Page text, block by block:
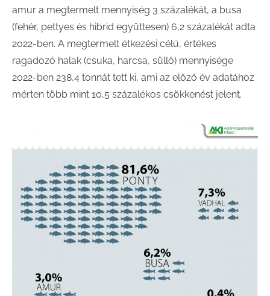
amur a megtermelt mennyiség 3 százalékát, a busa
(fehér, pettyes és hibrid együttesen) 6,2 százalékát adta
2022-ben. A megtermelt étkezési célú, értékes
ragadozó halak (csuka, harcsa, süllő) mennyisége
2022-ben 238,4 tonnát tett ki, ami az előző év adatához
mérten több mint 10,5 százalékos csökkenést jelent.